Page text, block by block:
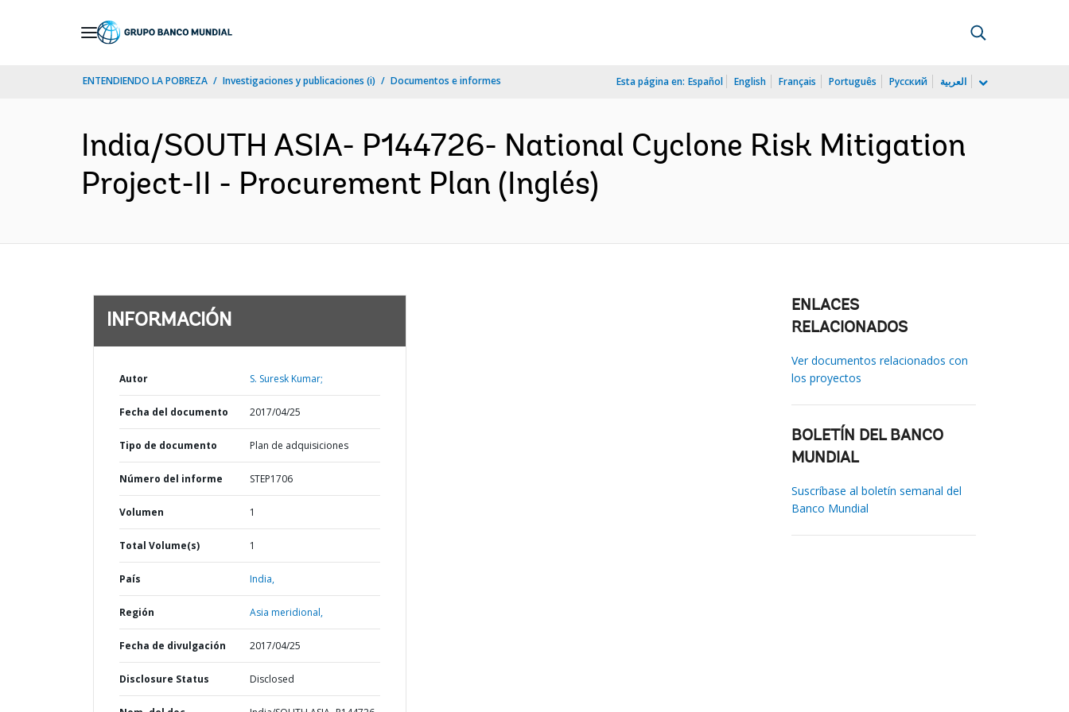
ENTENDIENDO LA POBREZA Investigaciones y publicaciones (i) Documentos e informes Esta página en: Español English Français Português Русский العربية
India/SOUTH ASIA- P144726- National Cyclone Risk Mitigation
Project-II - Procurement Plan (Inglés)
INFORMACIÓN
Autor S. Suresk Kumar;
Fecha del documento 2017/04/25
Tipo de documento Plan de adquisiciones
Número del informe STEP1706
Volumen 1
Total Volume(s) 1
País India,
Región Asia meridional,
Fecha de divulgación 2017/04/25
Disclosure Status Disclosed
ENLACES
RELACIONADOS
Ver documentos relacionados con
los proyectos
BOLETÍN DEL BANCO
MUNDIAL
Suscríbase al boletín semanal del
Banco Mundial